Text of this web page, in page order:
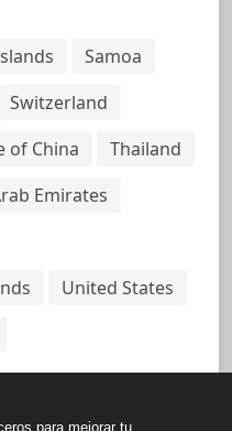
Samoa
Switzerland
of China
Thailand
Emirates
United States
para mejorar tu